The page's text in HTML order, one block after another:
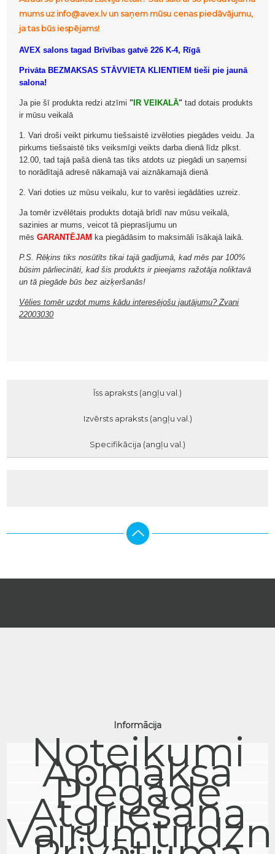
mums uz info@avex.lv un saņem mūsu cenas piedāvājumu,
ja tas būs iespējams!
AVEX salons tagad Brīvības gatvē 226 K-4, Rīgā
Privāta BEZMAKSAS STĀVVIETA KLIENTIEM tieši pie jaunā
salona!
Ja pie šī produkta redzi atzīmi " IR VEIKALĀ" tad dotais produkts
ir mūsu veikalā
1. Vari droši veikt pirkumu tiešsaistē izvēloties piegādes veidu. Ja
pirkums tiešsaistē tiks veiksmīgi veikts darba dienā līdz plkst.
12.00, tad tajā pašā dienā tas tiks atdots uz piegādi un saņemsi
to norādītajā adresē nākamajā vai aiznākamajā dienā
2. Vari doties uz mūsu veikalu, kur to varēsi iegādāties uzreiz.
Ja tomēr izvēlētais produkts dotajā brīdī nav mūsu veikalā,
sazinies ar mums, veicot tā pieprasījumu un
mēsGARANTĒJAM ka piegādāsim to maksimāli īsākajā laikā.
P.S. Rēķins tiks nosūtīts tikai tajā gadījumā, kad mēs par 100%
būsim pārliecināti, kad šis produkts ir pieejams ražotāja noliktavā
un tā piegāde būs bez aizķeršanās!
Vēlies tomēr uzdot mums kādu interesējošu jautājumu? Zvani
22003030
Īss apraksts (angļu val.)
Izvērsts apraksts (angļu val.)
Specifikācija (angļu val.)
Informācija
Noteikumi
Apmaksa
Piegāde
Atgriešana